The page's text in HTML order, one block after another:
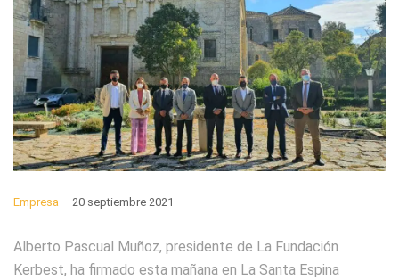
Empresa 20 septiembre 2021
Alberto Pascual Muñoz, presidente de La Fundación
Kerbest, ha firmado esta mañana en La Santa Espina